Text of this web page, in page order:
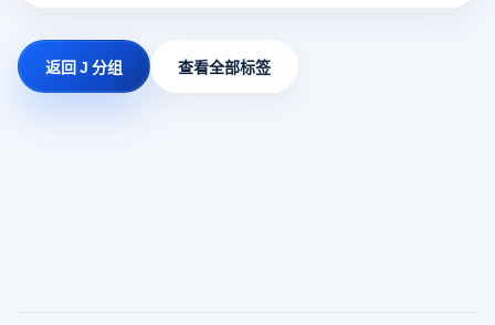
返回 J 分组 查看全部标签